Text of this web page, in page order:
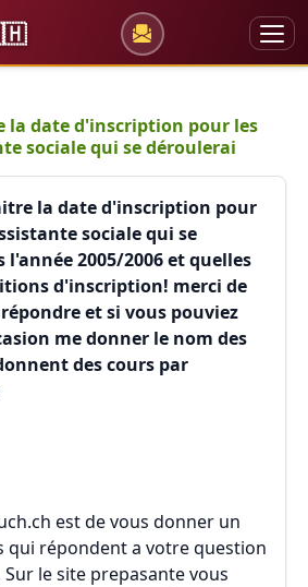
la date d'inscription pour les
sociale qui se déroulerai
la date d'inscription pour
sociale qui se
2005/2006 et quelles
d'inscription! merci de
et si vous pouviez
me donner le nom des
des cours par
est de vous donner un
qui répondent a votre question
le site prepasante vous